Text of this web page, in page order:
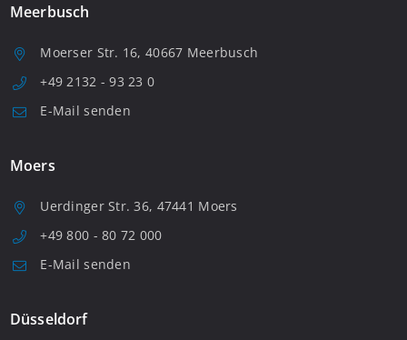
Meerbusch
Moerser Str. 16, 40667 Meerbusch
+49 2132 - 93 23 0
E-Mail senden
Moers
Uerdinger Str. 36, 47441 Moers
+49 800 - 80 72 000
E-Mail senden
Düsseldorf